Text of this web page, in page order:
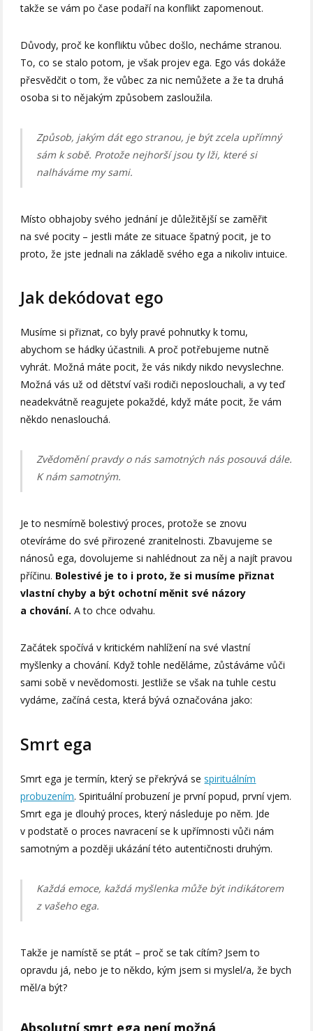
takže se vám po čase podaří na konflikt zapomenout.
Důvody, proč ke konfliktu vůbec došlo, necháme stranou.
To, co se stalo potom, je však projev ega. Ego vás dokáže
přesvědčit o tom, že vůbec za nic nemůžete a že ta druhá
osoba si to nějakým způsobem zasloužila.
Způsob, jakým dát ego stranou, je být zcela upřímný
sám k sobě. Protože nejhorší jsou ty lži, které si
nalháváme my sami.
Místo obhajoby svého jednání je důležitější se zaměřit
na své pocity – jestli máte ze situace špatný pocit, je to
proto, že jste jednali na základě svého ega a nikoliv intuice.
Jak dekódovat ego
Musíme si přiznat, co byly pravé pohnutky k tomu,
abychom se hádky účastnili. A proč potřebujeme nutně
vyhrát. Možná máte pocit, že vás nikdy nikdo nevyslechne.
Možná vás už od dětství vaši rodiči neposlouchali, a vy teď
neadekvátně reagujete pokaždé, když máte pocit, že vám
někdo nenaslouchá.
Zvědomění pravdy o nás samotných nás posouvá dále.
K nám samotným.
Je to nesmírně bolestivý proces, protože se znovu
otevíráme do své přirozené zranitelnosti. Zbavujeme se
nánosů ega, dovolujeme si nahlédnout za něj a najít pravou
příčinu. Bolestivé je to i proto, že si musíme přiznat
vlastní chyby a být ochotní měnit své názory
a chování. A to chce odvahu.
Začátek spočívá v kritickém nahlížení na své vlastní
myšlenky a chování. Když tohle neděláme, zůstáváme vůči
sami sobě v nevědomosti. Jestliže se však na tuhle cestu
vydáme, začíná cesta, která bývá označována jako:
Smrt ega
Smrt ega je termín, který se překrývá se spirituálním
probuzením. Spirituální probuzení je první popud, první vjem.
Smrt ega je dlouhý proces, který následuje po něm. Jde
v podstatě o proces navracení se k upřímnosti vůči nám
samotným a později ukázání této autentičnosti druhým.
Každá emoce, každá myšlenka může být indikátorem
z vašeho ega.
Takže je namístě se ptát – proč se tak cítím? Jsem to
opravdu já, nebo je to někdo, kým jsem si myslel/a, že bych
měl/a být?
Absolutní smrt ega není možná